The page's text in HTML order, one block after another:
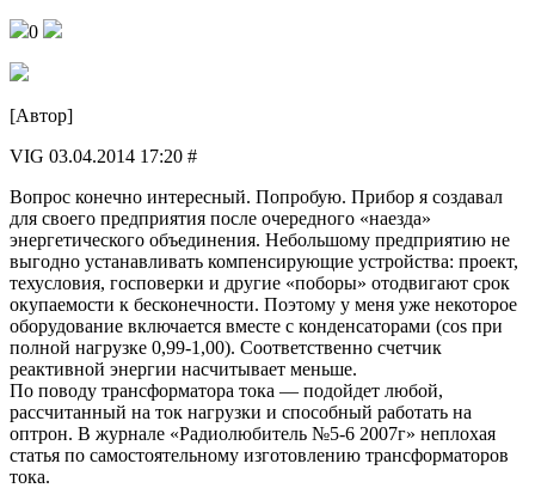
0
[Автор]
VIG 03.04.2014 17:20 #
Вопрос конечно интересный. Попробую. Прибор я создавал
для своего предприятия после очередного «наезда»
энергетического объединения. Небольшому предприятию не
выгодно устанавливать компенсирующие устройства: проект,
техусловия, госповерки и другие «поборы» отодвигают срок
окупаемости к бесконечности. Поэтому у меня уже некоторое
оборудование включается вместе с конденсаторами (соs при
полной нагрузке 0,99-1,00). Соответственно счетчик
реактивной энергии насчитывает меньше.
По поводу трансформатора тока — подойдет любой,
рассчитанный на ток нагрузки и способный работать на
оптрон. В журнале «Радиолюбитель №5-6 2007г» неплохая
статья по самостоятельному изготовлению трансформаторов
тока.